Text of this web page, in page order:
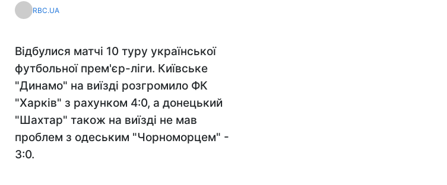
RBC.UA
Відбулися матчі 10 туру української
футбольної прем'єр-ліги. Київське
"Динамо" на виїзді розгромило ФК
"Харків" з рахунком 4:0, а донецький
"Шахтар" також на виїзді не мав
проблем з одеським "Чорноморцем" -
3:0.